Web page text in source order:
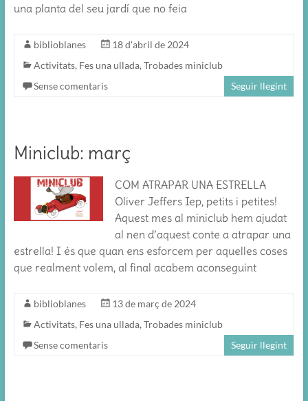
una planta del seu jardí que no feia
biblioblanes
18 d'abril de 2024
Activitats, Fes una ullada, Trobades miniclub
Sense comentaris
Seguir llegint
Miniclub: març
COM ATRAPAR UNA ESTRELLA
Oliver Jeffers Iep, petits i petites!
Aquest mes al miniclub hem ajudat
al nen d’aquest conte a atrapar una
estrella! I és que quan ens esforcem per aquelles coses
que realment volem, al final acabem aconseguint
biblioblanes
13 de març de 2024
Activitats, Fes una ullada, Trobades miniclub
Sense comentaris
Seguir llegint